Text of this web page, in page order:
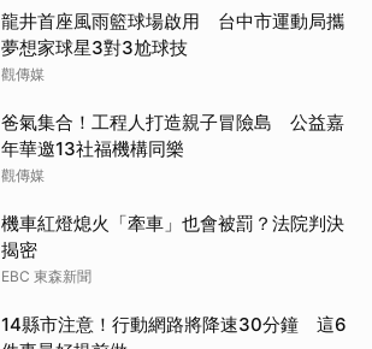
龍井首座風雨籃球場啟用 台中市運動局攜
夢想家球星3對3尬球技
觀傳媒
爸氣集合！工程人打造親子冒險島 公益嘉
年華邀13社福機構同樂
觀傳媒
機車紅燈熄火「牽車」也會被罰？法院判決
揭密
EBC 東森新聞
14縣市注意！行動網路將降速30分鐘 這6